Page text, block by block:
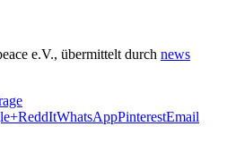
e.V., übermittelt durch news
ReddItWhatsAppPinterestEmail